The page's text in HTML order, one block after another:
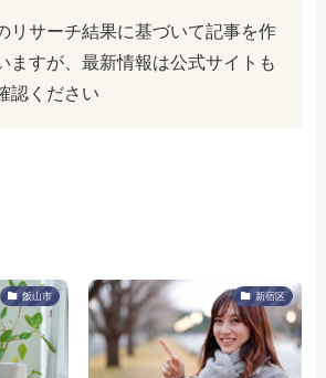
リサーチ結果に基づいて記事を作
ますが、最新情報は公式サイトも
認ください
飯山市 新宿区